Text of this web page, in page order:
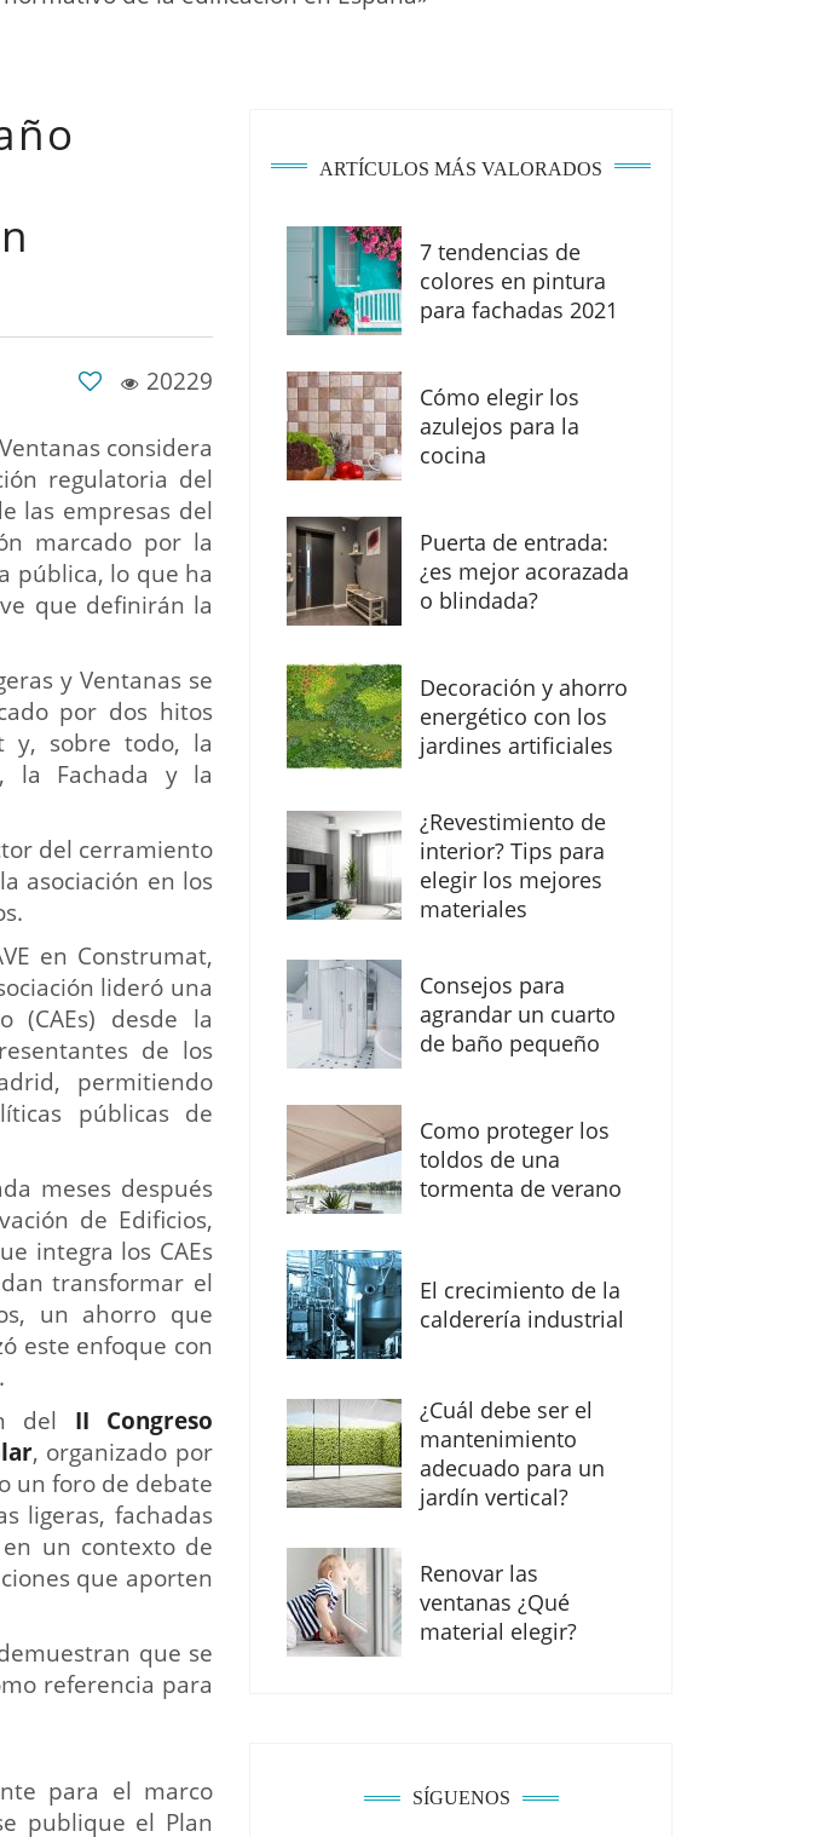
20229
considera
regulatoria del
las empresas del
marcado por la
pública, lo que ha
que definirán la
y Ventanas se
por dos hitos
y, sobre todo, la
la Fachada y la
del cerramiento
asociación en los
en Construmat,
lideró una
(CAEs) desde la
de los
permitiendo
públicas de
meses después
de Edificios,
integra los CAEs
transformar el
un ahorro que
este enfoque con
del II Congreso
, organizado por
un foro de debate
ligeras, fachadas
un contexto de
que aporten
que se
referencia para
para el marco
publique el Plan
ARTÍCULOS MÁS VALORADOS
7 tendencias de
colores en pintura
para fachadas 2021
Cómo elegir los
azulejos para la
cocina
Puerta de entrada:
¿es mejor acorazada
o blindada?
Decoración y ahorro
energético con los
jardines artificiales
¿Revestimiento de
interior? Tips para
elegir los mejores
materiales
Consejos para
agrandar un cuarto
de baño pequeño
Como proteger los
toldos de una
tormenta de verano
El crecimiento de la
calderería industrial
¿Cuál debe ser el
mantenimiento
adecuado para un
jardín vertical?
Renovar las
ventanas ¿Qué
material elegir?
SÍGUENOS